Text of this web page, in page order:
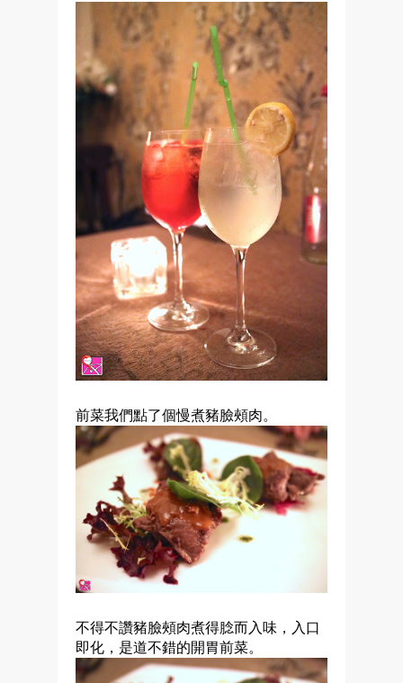
前菜我們點了個慢煮豬臉頰肉。
不得不讚豬臉頰肉煮得腍而入味，入口
即化，是道不錯的開胃前菜。